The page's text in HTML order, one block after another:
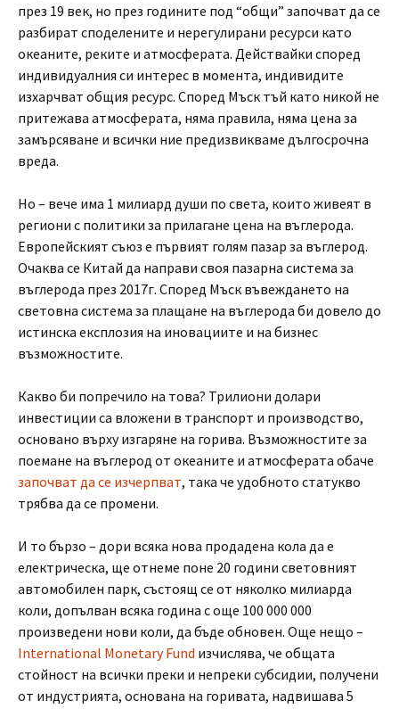
през 19 век, но през годините под “общи” започват да се
разбират споделените и нерегулирани ресурси като
океаните, реките и атмосферата. Действайки според
индивидуалния си интерес в момента, индивидите
изхарчват общия ресурс. Според Мъск тъй като никой не
притежава атмосферата, няма правила, няма цена за
замърсяване и всички ние предизвикваме дългосрочна
вреда.
Но – вече има 1 милиард души по света, които живеят в
региони с политики за прилагане цена на въглерода.
Европейският съюз е първият голям пазар за въглерод.
Очаква се Китай да направи своя пазарна система за
въглерода през 2017г. Според Мъск въвеждането на
световна система за плащане на въглерода би довело до
истинска експлозия на иновациите и на бизнес
възможностите.
Какво би попречило на това? Трилиони долари
инвестиции са вложени в транспорт и производство,
основано върху изгаряне на горива. Възможностите за
поемане на въглерод от океаните и атмосферата обаче
започват да се изчерпват, така че удобното статукво
трябва да се промени.
И то бързо – дори всяка нова продадена кола да е
електрическа, ще отнеме поне 20 години световният
автомобилен парк, състоящ се от няколко милиарда
коли, допълван всяка година с още 100 000 000
произведени нови коли, да бъде обновен. Още нещо –
International Monetary Fund изчислява, че общата
стойност на всички преки и непреки субсидии, получени
от индустрията, основана на горивата, надвишава 5